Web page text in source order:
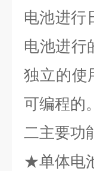
电池进行
电池进行
独立的使
可编程的。
二主要功
★单体电